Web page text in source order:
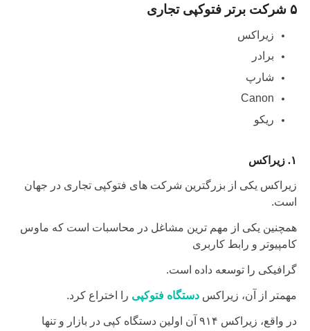
۵ شرکت برتر فتوکپی تجاری
زیراکس
برادر
شارپ
Canon
ریکو
۱. زیراکس
زیراکس یکی از بزرگترین شرکت های فتوکپی تجاری در جهان
است.
همچنین یکی از مهم ترین مشاغل در محاسبات است که ماوس
کامپیوتر و رابط کاربری
گرافیکی را توسعه داده است.
مهمتر از آن، زیراکسدستگاه فتوکپی را اختراع کرد.
در واقع، زیراکس ۹۱۴ آن اولین دستگاه کپی در بازار و تنها